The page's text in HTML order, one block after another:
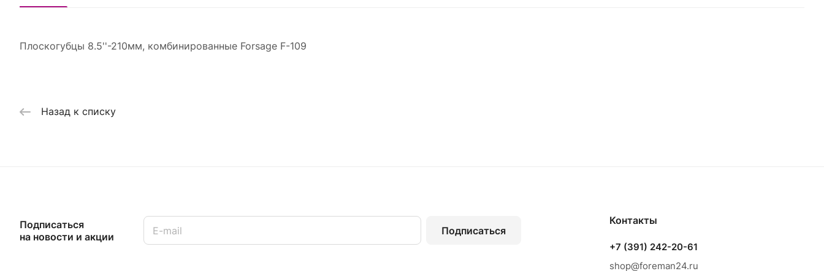
Плоскогубцы 8.5''-210мм, комбинированные Forsage F-109
Назад к списку
Подписаться
на новости и акции
Подписаться
Контакты
+7 (391) 242-20-61
shop@foreman24.ru